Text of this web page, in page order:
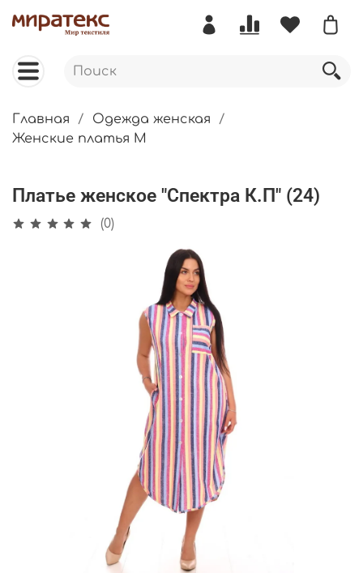
Главная
Одежда женская
Женские платья М
Платье женское "Спектра К.П" (24)
(0)